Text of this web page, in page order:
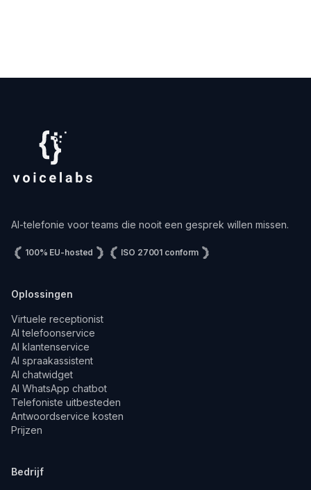
AI-telefonie voor teams die nooit een gesprek willen missen.
100% EU-hosted ISO 27001 conform
Oplossingen
Virtuele receptionist
AI telefoonservice
AI klantenservice
AI spraakassistent
AI chatwidget
AI WhatsApp chatbot
Telefoniste uitbesteden
Antwoordservice kosten
Prijzen
Bedrijf